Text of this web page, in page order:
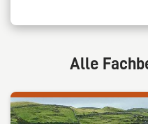
Alle